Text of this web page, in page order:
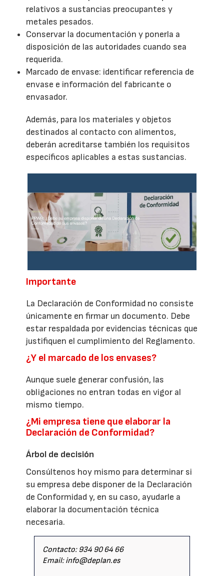
relativos a sustancias preocupantes y
metales pesados.
Conservar la documentación y ponerla a
disposición de las autoridades cuando sea
requerida.
Marcado de envase: identificar referencia de
envase e información del fabricante o
envasador.
Además, para los materiales y objetos
destinados al contacto con alimentos,
deberán acreditarse también los requisitos
específicos aplicables a estas sustancias.
Importante
La Declaración de Conformidad no consiste
únicamente en firmar un documento. Debe
estar respaldada por evidencias técnicas que
justifiquen el cumplimiento del Reglamento.
¿Y el marcado de los envases?
Aunque suele generar confusión, las
obligaciones no entran todas en vigor al
mismo tiempo.
¿Mi empresa tiene que elaborar la
Declaración de Conformidad?
Árbol de decisión
Consúltenos hoy mismo para determinar si
su empresa debe disponer de la Declaración
de Conformidad y, en su caso, ayudarle a
elaborar la documentación técnica
necesaria.
Contacto: 934 90 64 66
Email: info@deplan.es